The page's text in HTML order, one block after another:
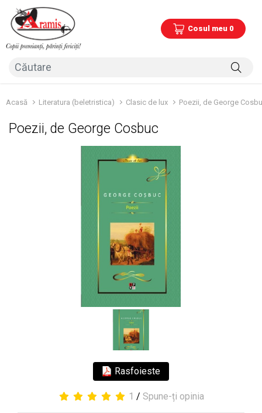
Cosul meu 0
Acasă Literatura (beletristica) Clasic de lux Poezii, de George
Poezii, de George Cosbuc
Rasfoieste
1 / Spune-ți opinia